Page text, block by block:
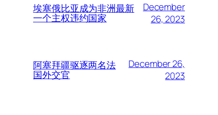
埃塞俄比亚成为非洲最新
一个主权违约国家
December
26, 2023
阿塞拜疆驱逐两名法
国外交官
December 26,
2023